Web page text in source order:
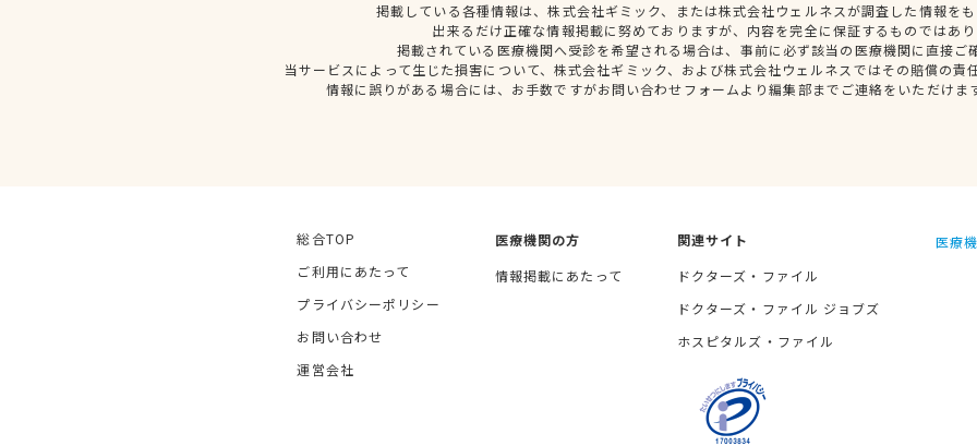
掲載している各種情報は、株式会社ギミック、または株式会社ウェルネスが調査した情報を
出来るだけ正確な情報掲載に努めておりますが、内容を完全に保証するものではあ
掲載されている医療機関へ受診を希望される場合は、事前に必ず該当の医療機関に直接ご
当サービスによって生じた損害について、株式会社ギミック、および株式会社ウェルネスではその賠償の責
情報に誤りがある場合には、お手数ですがお問い合わせフォームより編集部までご連絡をいただけま
総合TOP
ご利用にあたって
プライバシーポリシー
お問い合わせ
運営会社
医療機関の方
情報掲載にあたって
関連サイト
ドクターズ・ファイル
ドクターズ・ファイル ジョブズ
ホスピタルズ・ファイル
医療